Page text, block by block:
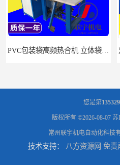
您是第
版权所有 ©2026-08-07 苏
常州联宇机电自动化科技
技术支持： 八方资源网 免责